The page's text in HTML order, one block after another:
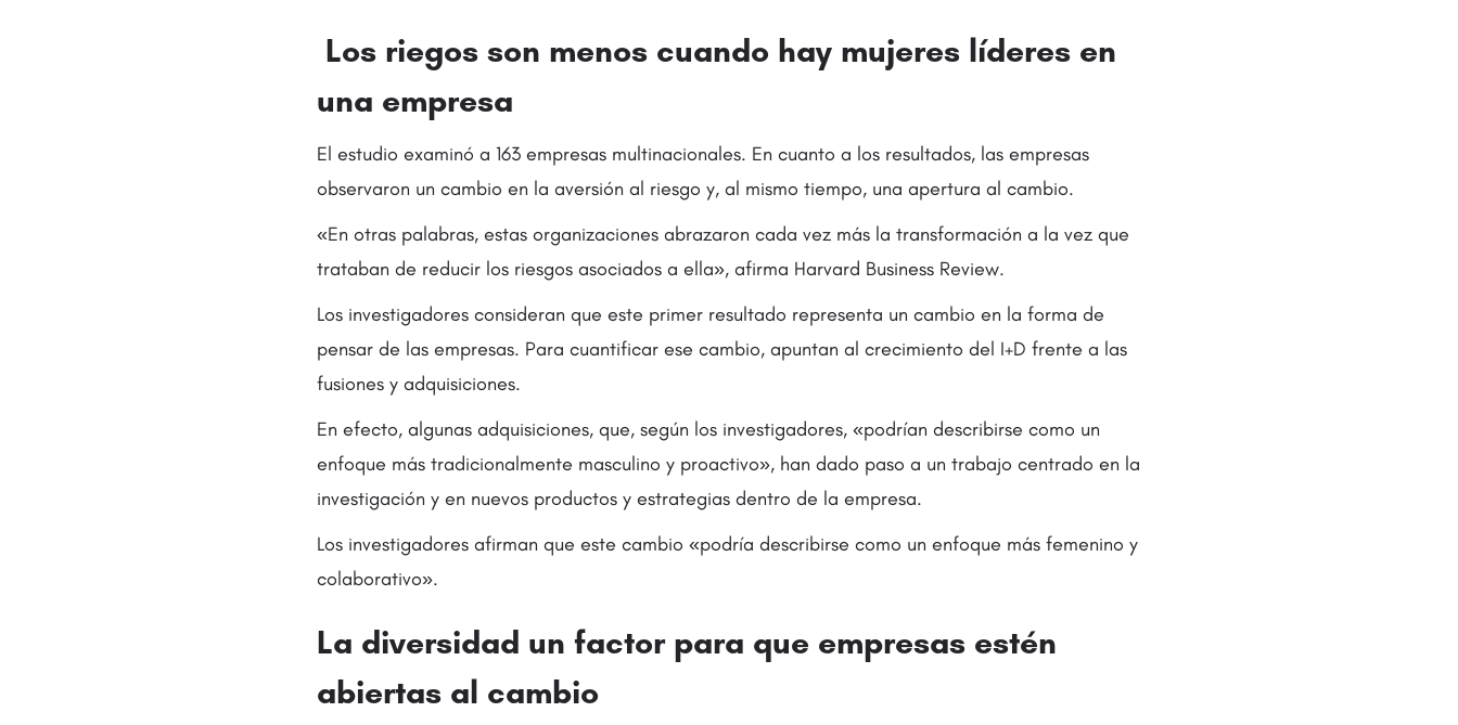
Los riegos son menos cuando hay mujeres líderes en
una empresa
El estudio examinó a 163 empresas multinacionales. En cuanto a los resultados, las empresas
observaron un cambio en la aversión al riesgo y, al mismo tiempo, una apertura al cambio.
«En otras palabras, estas organizaciones abrazaron cada vez más la transformación a la vez que
trataban de reducir los riesgos asociados a ella», afirma Harvard Business Review.
Los investigadores consideran que este primer resultado representa un cambio en la forma de
pensar de las empresas. Para cuantificar ese cambio, apuntan al crecimiento del I+D frente a las
fusiones y adquisiciones.
En efecto, algunas adquisiciones, que, según los investigadores, «podrían describirse como un
enfoque más tradicionalmente masculino y proactivo», han dado paso a un trabajo centrado en la
investigación y en nuevos productos y estrategias dentro de la empresa.
Los investigadores afirman que este cambio «podría describirse como un enfoque más femenino y
colaborativo».
La diversidad un factor para que empresas estén
abiertas al cambio